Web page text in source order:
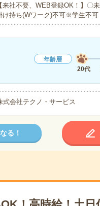
【来社不要、WEB登録OK！】
け持ち(Wワーク)不可※学生不可
年齢層
20代
式会社テクノ・サービス
る！